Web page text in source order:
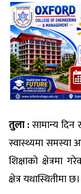
तुला :सामान्य
स्वास्थ्यमा समस्या
शिक्षाको क्षेत्रमा
क्षेत्र यथास्थितीमा छ।